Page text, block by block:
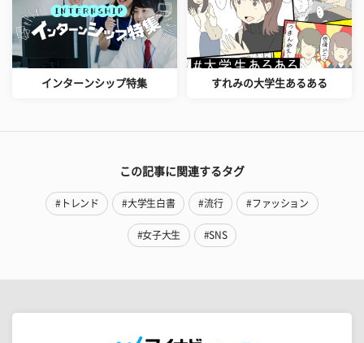
インターンシップ特集 すれみの大学生あるある
この記事に関連するタグ
#トレンド #大学生白書 #流行 #ファッション
#女子大生 #SNS